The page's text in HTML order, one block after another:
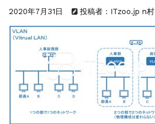
2020年7月31日 投稿者：ITzoo.jp n村